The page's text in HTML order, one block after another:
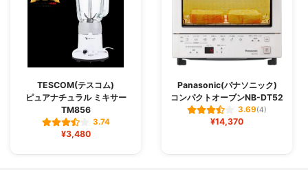
TESCOM(テスコム)
ピュアナチュラル ミキサー
TM856
3.74
¥3,480
Panasonic(パナソニック)
コンパクトオーブンNB-DT52
3.69(4)
¥14,370